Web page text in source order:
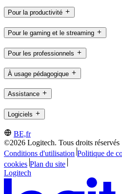
Pour la productivité
Pour le gaming et le streaming
Pour les professionnels
À usage pédagogique
Assistance
Logiciels
BE,fr
©2026 Logitech. Tous droits réservés
Conditions d'utilisation Politique de
cookies Plan du site
Logitech